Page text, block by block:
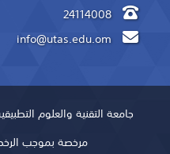
24114008
مرخصة بموجب